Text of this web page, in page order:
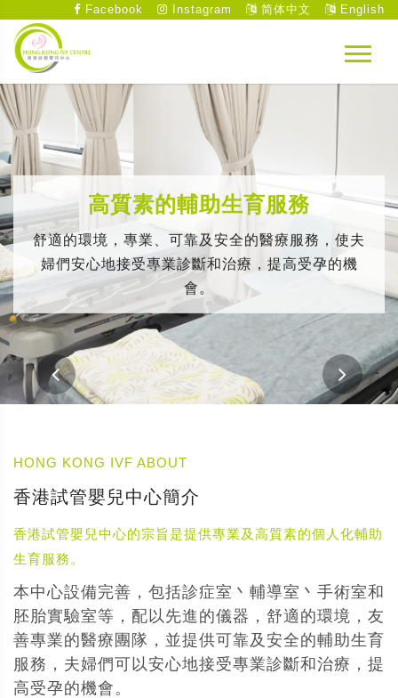
Facebook Instagram 简体中文 English
高質素的輔助生育服務
舒適的環境，專業、可靠及安全的醫療服務，使夫
婦們安心地接受專業診斷和治療，提高受孕的機
會。
HONG KONG IVF ABOUT
香港試管嬰兒中心簡介
香港試管嬰兒中心的宗旨是提供專業及高質素的個人化輔助
生育服務。
本中心設備完善，包括診症室丶輔導室丶手術室和
胚胎實驗室等，配以先進的儀器，舒適的環境，友
善專業的醫療團隊，並提供可靠及安全的輔助生育
服務，夫婦們可以安心地接受專業診斷和治療，提
高受孕的機會。